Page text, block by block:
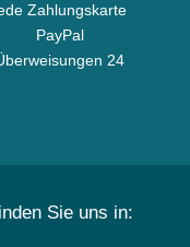
Zahlungskarte
PayPal
24
Sie uns in: